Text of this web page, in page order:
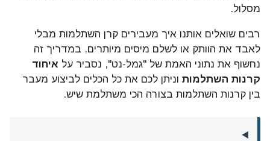
מסלול.
רבים שואלים אותנו איך מעבירים קרן השתלמות מבלי
לאבד את הוותק או לשלם מיסים מיותרים. במדריך זה
נחשוף את נתוני האמת של "גמל-נט", נסביר על איחוד
קרנות השתלמות וניתן לכם את כל הכלים לביצוע מעבר
בין קרנות השתלמות בצורה הכי משתלמת שיש.